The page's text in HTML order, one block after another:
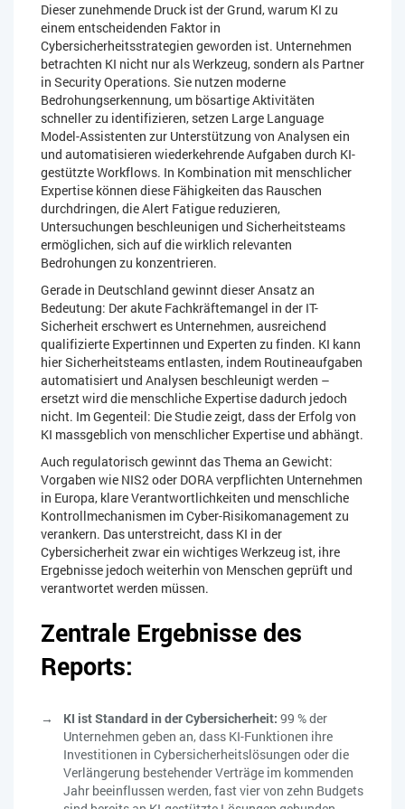
Dieser zunehmende Druck ist der Grund, warum KI zu
einem entscheidenden Faktor in
Cybersicherheitsstrategien geworden ist. Unternehmen
betrachten KI nicht nur als Werkzeug, sondern als Partner
in Security Operations. Sie nutzen moderne
Bedrohungserkennung, um bösartige Aktivitäten
schneller zu identifizieren, setzen Large Language
Model-Assistenten zur Unterstützung von Analysen ein
und automatisieren wiederkehrende Aufgaben durch KI-
gestützte Workflows. In Kombination mit menschlicher
Expertise können diese Fähigkeiten das Rauschen
durchdringen, die Alert Fatigue reduzieren,
Untersuchungen beschleunigen und Sicherheitsteams
ermöglichen, sich auf die wirklich relevanten
Bedrohungen zu konzentrieren.
Gerade in Deutschland gewinnt dieser Ansatz an
Bedeutung: Der akute Fachkräftemangel in der IT-
Sicherheit erschwert es Unternehmen, ausreichend
qualifizierte Expertinnen und Experten zu finden. KI kann
hier Sicherheitsteams entlasten, indem Routineaufgaben
automatisiert und Analysen beschleunigt werden –
ersetzt wird die menschliche Expertise dadurch jedoch
nicht. Im Gegenteil: Die Studie zeigt, dass der Erfolg von
KI massgeblich von menschlicher Expertise und abhängt.
Auch regulatorisch gewinnt das Thema an Gewicht:
Vorgaben wie NIS2 oder DORA verpflichten Unternehmen
in Europa, klare Verantwortlichkeiten und menschliche
Kontrollmechanismen im Cyber-Risikomanagement zu
verankern. Das unterstreicht, dass KI in der
Cybersicherheit zwar ein wichtiges Werkzeug ist, ihre
Ergebnisse jedoch weiterhin von Menschen geprüft und
verantwortet werden müssen.
Zentrale Ergebnisse des
Reports:
KI ist Standard in der Cybersicherheit: 99 % der
Unternehmen geben an, dass KI-Funktionen ihre
Investitionen in Cybersicherheitslösungen oder die
Verlängerung bestehender Verträge im kommenden
Jahr beeinflussen werden, fast vier von zehn Budgets